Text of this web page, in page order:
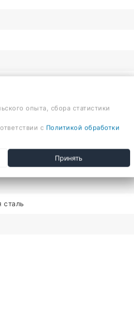
опыта, сбора статистики
с Политикой обработки
Принять